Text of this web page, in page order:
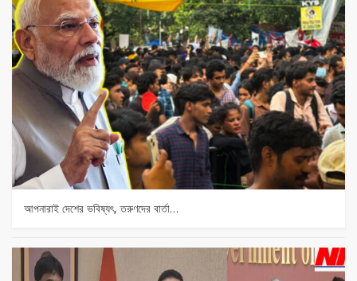
আপনারাই দেশের ভবিষ্যৎ, তরুণদের বার্তা…